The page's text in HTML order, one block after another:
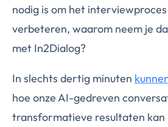
nodig is om het
verbeteren, waarom neem je
met In2Dialog?
In slechts dertig minuten
hoe onze AI-gedreven
transformatieve resultaten kan